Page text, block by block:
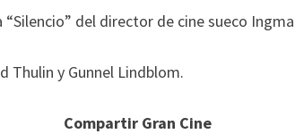
del director de cine sueco
Thulin y Gunnel Lindblom.
Compartir Gran Cine